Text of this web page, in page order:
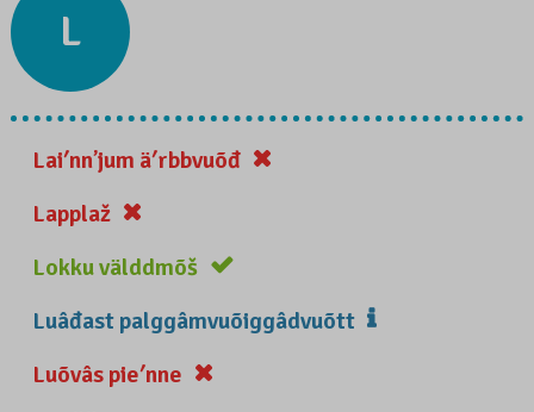
L
Laiʹnnʼjum äʹrbbvuõđ
Lapplaž
Lokku välddmõš
Luâđast palggâmvuõiggâdvuõtt
Luõvâs pieʹnne